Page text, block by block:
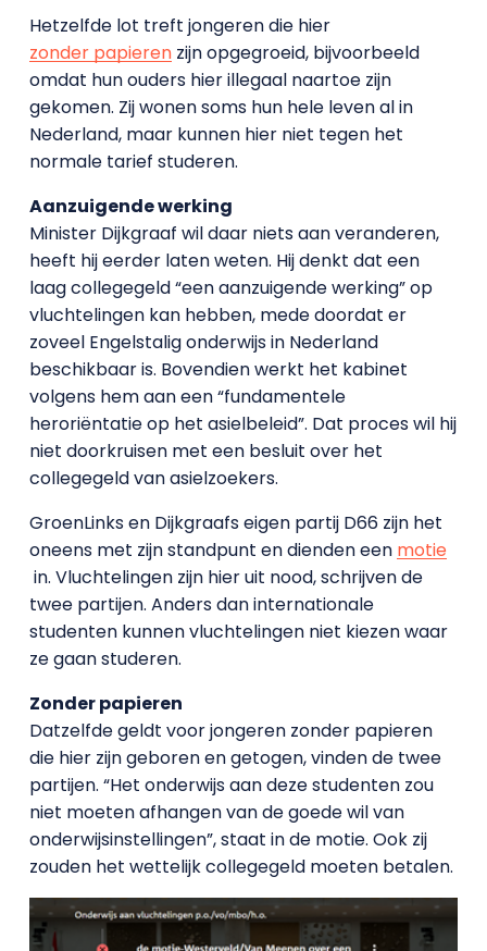
Hetzelfde lot treft jongeren die hier
zonder papierenzijn opgegroeid, bijvoorbeeld
omdat hun ouders hier illegaal naartoe zijn
gekomen. Zij wonen soms hun hele leven al in
Nederland, maar kunnen hier niet tegen het
normale tarief studeren.
Aanzuigende werking
Minister Dijkgraaf wil daar niets aan veranderen,
heeft hij eerder laten weten. Hij denkt dat een
laag collegegeld “een aanzuigende werking” op
vluchtelingen kan hebben, mede doordat er
zoveel Engelstalig onderwijs in Nederland
beschikbaar is. Bovendien werkt het kabinet
volgens hem aan een “fundamentele
heroriëntatie op het asielbeleid”. Dat proces wil hij
niet doorkruisen met een besluit over het
collegegeld van asielzoekers.
GroenLinks en Dijkgraafs eigen partij D66 zijn het
oneens met zijn standpunt en dienden een motie
in. Vluchtelingen zijn hier uit nood, schrijven de
twee partijen. Anders dan internationale
studenten kunnen vluchtelingen niet kiezen waar
ze gaan studeren.
Zonder papieren
Datzelfde geldt voor jongeren zonder papieren
die hier zijn geboren en getogen, vinden de twee
partijen. “Het onderwijs aan deze studenten zou
niet moeten afhangen van de goede wil van
onderwijsinstellingen”, staat in de motie. Ook zij
zouden het wettelijk collegegeld moeten betalen.